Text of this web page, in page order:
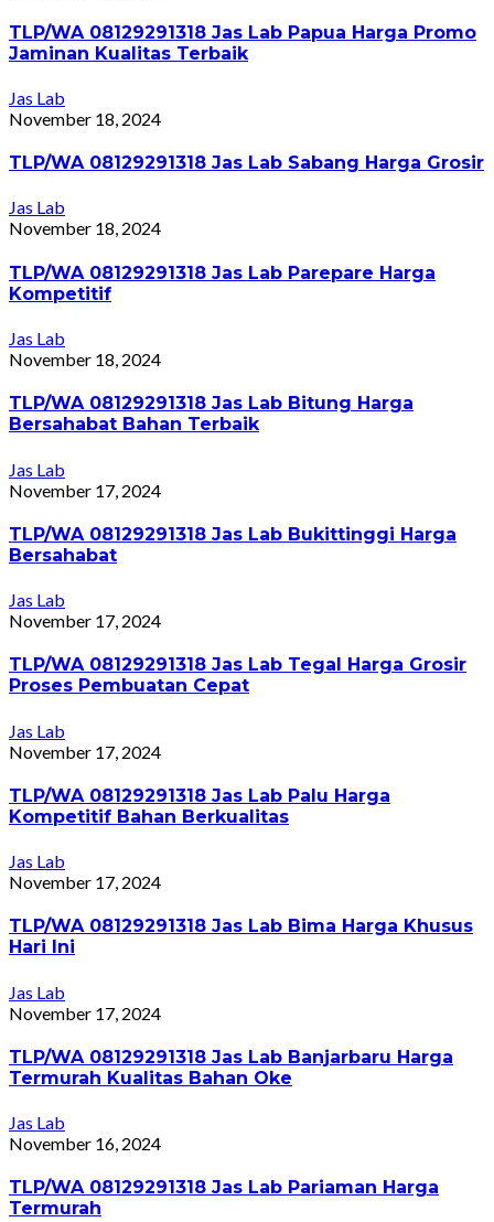
TLP/WA 08129291318 Jas Lab Papua Harga Promo
Jaminan Kualitas Terbaik
Jas Lab
November 18, 2024
TLP/WA 08129291318 Jas Lab Sabang Harga Grosir
Jas Lab
November 18, 2024
TLP/WA 08129291318 Jas Lab Parepare Harga
Kompetitif
Jas Lab
November 18, 2024
TLP/WA 08129291318 Jas Lab Bitung Harga
Bersahabat Bahan Terbaik
Jas Lab
November 17, 2024
TLP/WA 08129291318 Jas Lab Bukittinggi Harga
Bersahabat
Jas Lab
November 17, 2024
TLP/WA 08129291318 Jas Lab Tegal Harga Grosir
Proses Pembuatan Cepat
Jas Lab
November 17, 2024
TLP/WA 08129291318 Jas Lab Palu Harga
Kompetitif Bahan Berkualitas
Jas Lab
November 17, 2024
TLP/WA 08129291318 Jas Lab Bima Harga Khusus
Hari Ini
Jas Lab
November 17, 2024
TLP/WA 08129291318 Jas Lab Banjarbaru Harga
Termurah Kualitas Bahan Oke
Jas Lab
November 16, 2024
TLP/WA 08129291318 Jas Lab Pariaman Harga
Termurah